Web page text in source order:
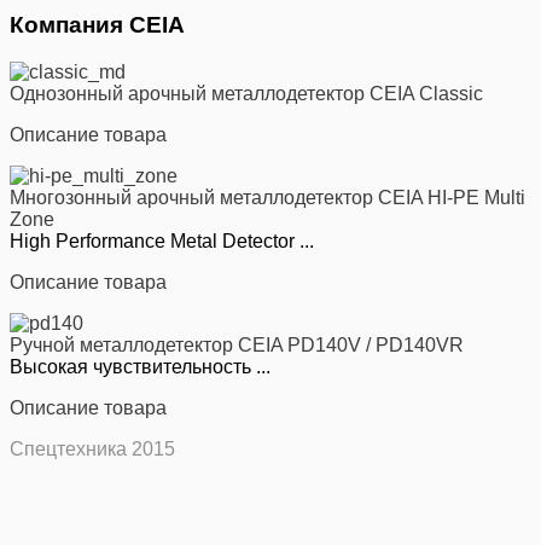
Компания CEIA
Однозонный арочный металлодетектор CEIA Classic
Описание товара
Многозонный арочный металлодетектор CEIA HI-PE Multi
Zone
High Performance Metal Detector ...
Описание товара
Ручной металлодетектор CEIA PD140V / PD140VR
Высокая чувствительность ...
Описание товара
Спецтехника 2015